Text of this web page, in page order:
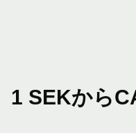
1 SEKから